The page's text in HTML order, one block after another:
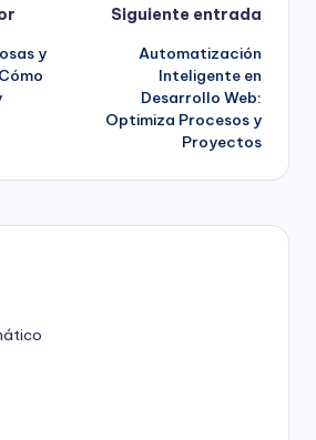
y
Siguiente entrada
Automatización
Inteligente en
Desarrollo Web:
Optimiza Procesos y
Proyectos